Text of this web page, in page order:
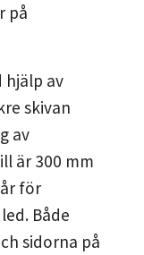
på
hjälp av
skivan
av
är 300 mm
för
Både
sidorna på